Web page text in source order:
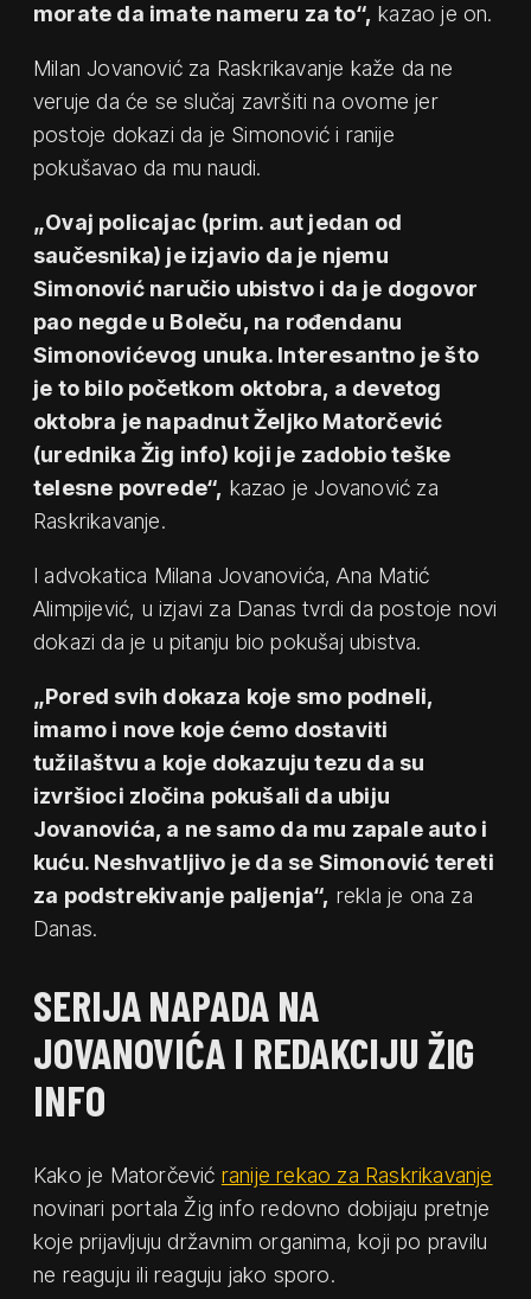
morate da imate nameru za to“, kazao je on.
Milan Jovanović za Raskrikavanje kaže da ne
veruje da će se slučaj završiti na ovome jer
postoje dokazi da je Simonović i ranije
pokušavao da mu naudi.
„Ovaj policajac (prim. aut jedan od
saučesnika) je izjavio da je njemu
Simonović naručio ubistvo i da je dogovor
pao negde u Boleču, na rođendanu
Simonovićevog unuka. Interesantno je što
je to bilo početkom oktobra, a devetog
oktobra je napadnut Željko Matorčević
(urednika Žig info) koji je zadobio teške
telesne povrede“, kazao je Jovanović za
Raskrikavanje.
I advokatica Milana Jovanovića, Ana Matić
Alimpijević, u izjavi za Danas tvrdi da postoje novi
dokazi da je u pitanju bio pokušaj ubistva.
„Pored svih dokaza koje smo podneli,
imamo i nove koje ćemo dostaviti
tužilaštvu a koje dokazuju tezu da su
izvršioci zločina pokušali da ubiju
Jovanovića, a ne samo da mu zapale auto i
kuću. Neshvatljivo je da se Simonović tereti
za podstrekivanje paljenja“, rekla je ona za
Danas.
SERIJA NAPADA NA
JOVANOVIĆA I REDAKCIJU ŽIG
INFO
Kako je Matorčević ranije rekao za Raskrikavanje
novinari portala Žig info redovno dobijaju pretnje
koje prijavljuju državnim organima, koji po pravilu
ne reaguju ili reaguju jako sporo.